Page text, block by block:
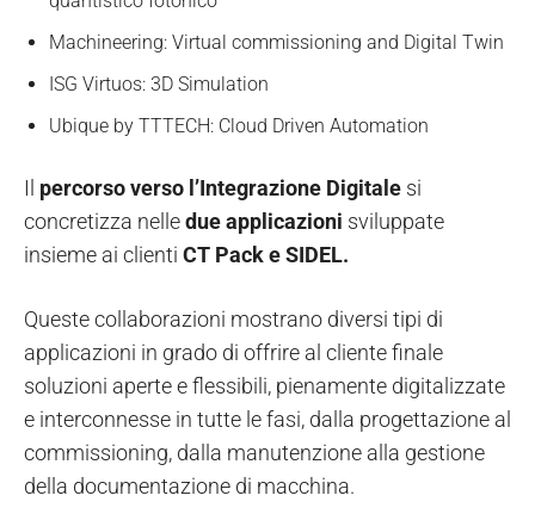
Machineering: Virtual commissioning and Digital Twin
ISG Virtuos: 3D Simulation
Ubique by TTTECH: Cloud Driven Automation
Il percorso verso l’Integrazione Digitale si
concretizza nelledue applicazioni sviluppate
insieme ai clienti CT Pack e SIDEL.
Queste collaborazioni mostrano diversi tipi di
applicazioni in grado di offrire al cliente finale
soluzioni aperte e flessibili, pienamente digitalizzate
e interconnesse in tutte le fasi, dalla progettazione al
commissioning, dalla manutenzione alla gestione
della documentazione di macchina.